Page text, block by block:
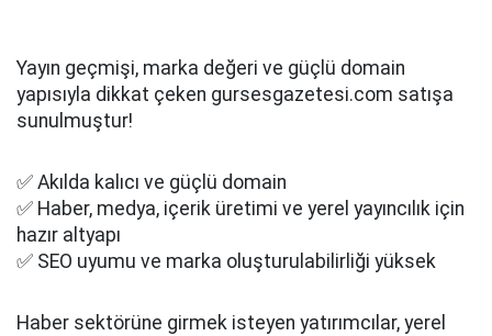
Yayın geçmişi, marka değeri ve güçlü domain
yapısıyla dikkat çeken gursesgazetesi.com satışa
sunulmuştur!
✅ Akılda kalıcı ve güçlü domain
✅ Haber, medya, içerik üretimi ve yerel yayıncılık için
hazır altyapı
✅ SEO uyumu ve marka oluşturulabilirliği yüksek
Haber sektörüne girmek isteyen yatırımcılar, yerel